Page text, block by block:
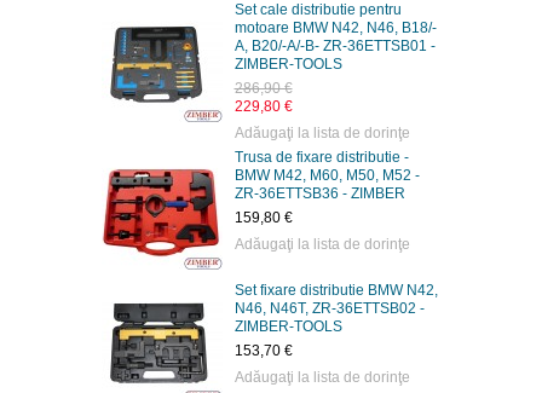
Set cale distributie pentru
motoare BMW N42, N46, B18/-
A, B20/-A/-B- ZR-36ETTSB01 -
ZIMBER-TOOLS
286,90 €
229,80 €
Adăugaţi la lista de dorinţe
Trusa de fixare distributie -
BMW M42, M60, M50, M52 -
ZR-36ETTSB36 - ZIMBER
159,80 €
Adăugaţi la lista de dorinţe
Set fixare distributie BMW N42,
N46, N46T, ZR-36ETTSB02 -
ZIMBER-TOOLS
153,70 €
Adăugaţi la lista de dorinţe